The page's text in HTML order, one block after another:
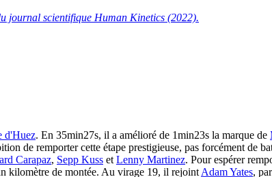
journal scientifique Human Kinetics (2022).
d'Huez. En 35min27s, il a amélioré de 1min23s la marque de
de remporter cette étape prestigieuse, pas forcément de
Carapaz, Sepp Kuss etLenny Martinez. Pour espérer
kilomètre de montée. Au virage 19, il rejointAdam Yates,